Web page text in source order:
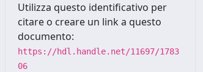
Utilizza questo identificativo per
citare o creare un link a questo
documento:
https://hdl.handle.net/11697/1783
06